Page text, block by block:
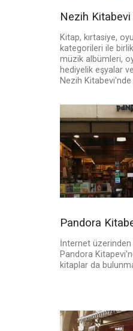
Nezih Kitabevi
Kitap, kırtasiye,
kategorileri ile
müzik albümleri,
hediyelik eşyalar
Nezih Kitabevi'nde
Pandora
İnternet üzerinden
Pandora
kitaplar da